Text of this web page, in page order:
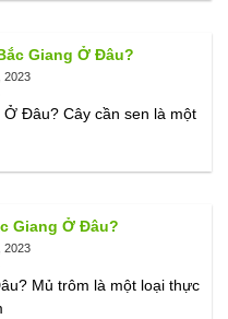
Giang Ở Đâu?
2023
Ở Đâu? Cây cần sen là một
Giang Ở Đâu?
2023
Mủ trôm là một loại thực